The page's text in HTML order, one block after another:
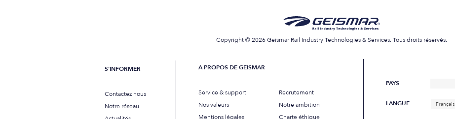
Copyright © 2026 Geismar Rail Industry Technologies & Services. Tous droits réservés.
S'INFORMER
Contactez nous
Notre réseau
A PROPOS DE GEISMAR
Service & support
Recrutement
Nos valeurs
Notre ambition
Mentions légales
Charte éthique
PAYS
LANGUE Français